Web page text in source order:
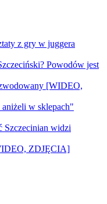
z gry w juggera
Powodów jest
zwodowany [WIDEO,
w sklepach"
Szczecinian widzi
ZDJĘCIA]